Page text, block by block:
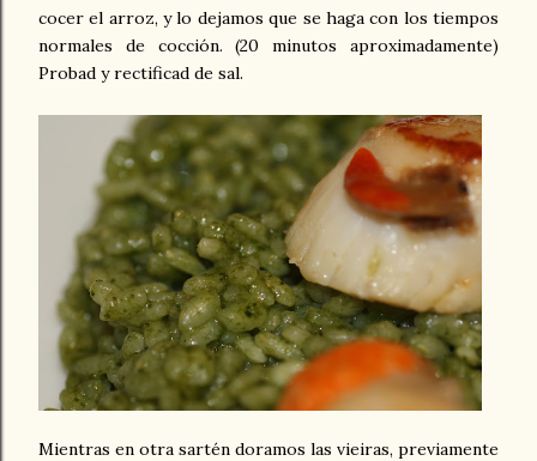
cocer el arroz, y lo dejamos que se haga con los tiempos
normales de cocción. (20 minutos aproximadamente)
Probad y rectificad de sal.
Mientras en otra sartén doramos las vieiras, previamente